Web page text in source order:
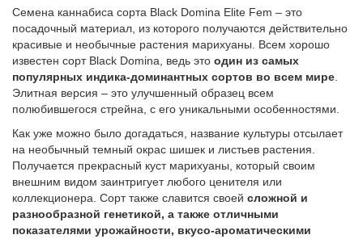
Семена каннабиса сорта Black Domina Elite Fem – это
посадочный материал, из которого получаются действительно
красивые и необычные растения марихуаны. Всем хорошо
известен сорт Black Domina, ведь это один из самых
популярных индика-доминантных сортов во всем мире
Элитная версия – это улучшенный образец всем
полюбившегося стрейна, с его уникальными особенностями.
Как уже можно было догадаться, название культуры отсылает
на необычный темный окрас шишек и листьев растения.
Получается прекрасный куст марихуаны, который своим
внешним видом заинтригует любого ценителя или
коллекционера. Сорт также славится своей сложной и
разнообразной генетикой, а также отличными
показателями урожайности, вкусо-ароматическими